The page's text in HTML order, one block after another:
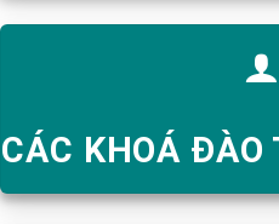
CÁC KHOÁ ĐÀO